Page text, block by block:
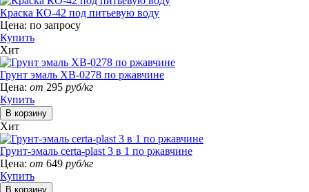
Краска КО-42 под питьевую воду
Цена: по запросу
Купить
Хит
Грунт эмаль ХВ-0278 по ржавчине
Цена: от 295 руб/кг
Купить
Хит
Грунт-эмаль certa-plast 3 в 1 по ржавчине
Цена: от 649 руб/кг
Купить